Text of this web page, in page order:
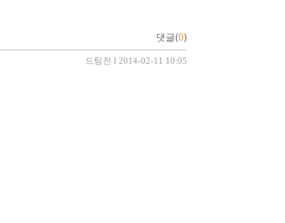
댓글(0)
드팀전 l 2014-02-11 10:05